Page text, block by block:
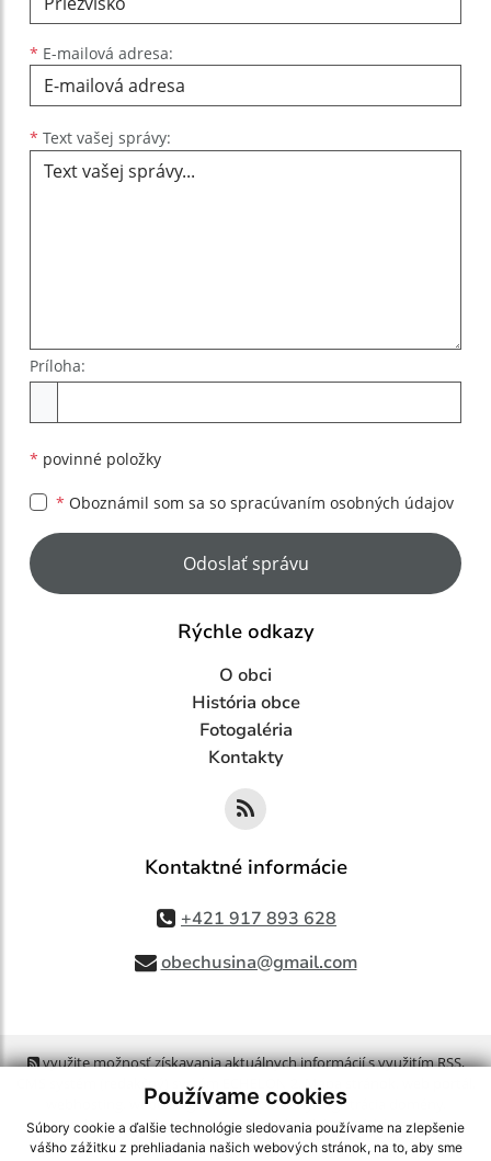
Používame cookies
Súbory cookie a ďalšie technológie sledovania používame na zlepšenie
vášho zážitku z prehliadania našich webových stránok, na to, aby sme
* E-mailová adresa:
* Text vašej správy:
Príloha:
* povinné položky
* Oboznámil som sa so spracúvaním osobných údajov
Google reCaptcha Response
Odoslať správu
Rýchle odkazy
O obci
História obce
Fotogaléria
Kontakty
Kontaktné informácie
+421 917 893 628
obechusina@gmail.com
využite možnosť získavania aktuálnych informácií s využitím RSS,
CMS systém (redakčný) systém ECHELON 2, Mapa stránok
webex.digital, s.r.o.,domény,registrácia domény
spoločnosť webex.digital, s.r.o.,technický prevádzkovateľ